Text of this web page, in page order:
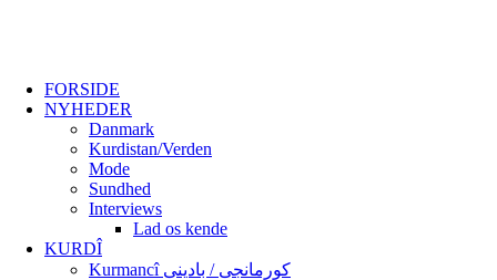
FORSIDE
NYHEDER
Danmark
Kurdistan/Verden
Mode
Sundhed
Interviews
Lad os kende
KURDÎ
Kurmancî کورمانجی / بادینی